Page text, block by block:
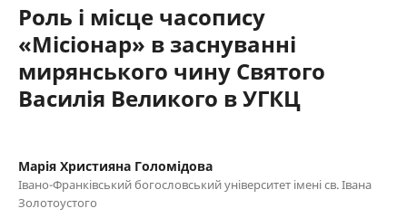
Роль і місце часопису
«Місіонар» в заснуванні
мирянського чину Святого
Василія Великого в УГКЦ
Марія Християна Голомідова
Івано-Франківський богословський університет імені св. Івана
Золотоустого